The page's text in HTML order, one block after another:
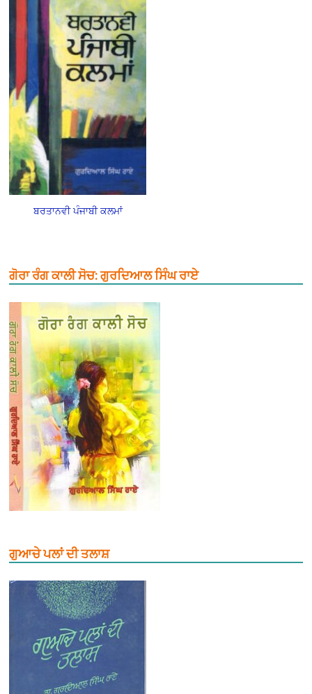
ਬਰਤਾਨਵੀ ਪੰਜਾਬੀ ਕਲਮਾਂ
ਗੋਰਾ ਰੰਗ ਕਾਲੀ ਸੋਚ: ਗੁਰਦਿਆਲ ਸਿੰਘ ਰਾਏ
ਗੁਆਚੇ ਪਲਾਂ ਦੀ ਤਲਾਸ਼